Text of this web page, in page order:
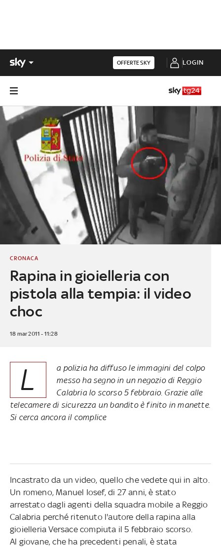
OFFERTE SKY LOGIN
Rapina in gioielleria con
pistola alla tempia: il video
choc
CRONACA
18 mar 2011 - 11:28
L
a polizia ha diffuso le immagini del colpo
messo ha segno in un negozio di Reggio
Calabria lo scorso 5 febbraio. Grazie alle
telecamere di sicurezza un bandito è finito in manette.
Si cerca ancora il complice
Incastrato da un video, quello che vedete qui in alto.
Un romeno, Manuel Iosef, di 27 anni, è stato
arrestato dagli agenti della squadra mobile a Reggio
Calabria perché ritenuto l'autore della rapina alla
gioielleria Versace compiuta il 5 febbraio scorso.
Al giovane, che ha precedenti penali, è stata